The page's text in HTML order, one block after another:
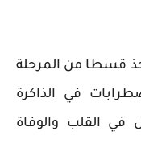
قسطا من المرحلة
في الذاكرة
في القلب والوفاة